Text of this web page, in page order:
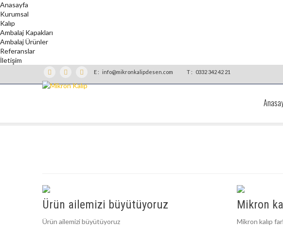
Anasayfa
Kurumsal
Kalıp
Ambalaj Kapakları
Ambalaj Ürünler
Referanslar
İletişim
E : info@mikronkalipdesen.com T : 0332 342 42 21
Ürün ailemizi büyütüyoruz
Ürün ailemizi büyütüyoruz
Mikron
Mikron kalıp